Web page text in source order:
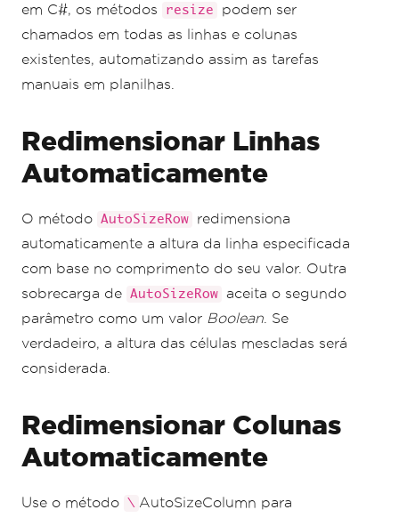
em C#, os métodos
resize
podem ser
chamados em todas as linhas e colunas
existentes, automatizando assim as tarefas
manuais em planilhas.
Redimensionar Linhas
Automaticamente
O método AutoSizeRow
redimensiona
automaticamente a altura da linha especificada
com base no comprimento do seu valor. Outra
sobrecarga de AutoSizeRow aceita o segundo
parâmetro como um valor Boolean . Se
verdadeiro, a altura das células mescladas será
considerada.
Redimensionar Colunas
Automaticamente
Use o método \ AutoSizeColumn para